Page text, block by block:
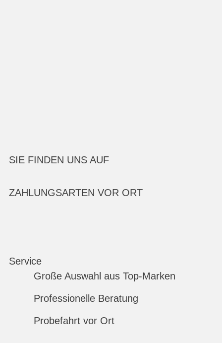
SIE FINDEN UNS AUF
ZAHLUNGSARTEN VOR ORT
Service
Große Auswahl aus Top-Marken
Professionelle Beratung
Probefahrt vor Ort